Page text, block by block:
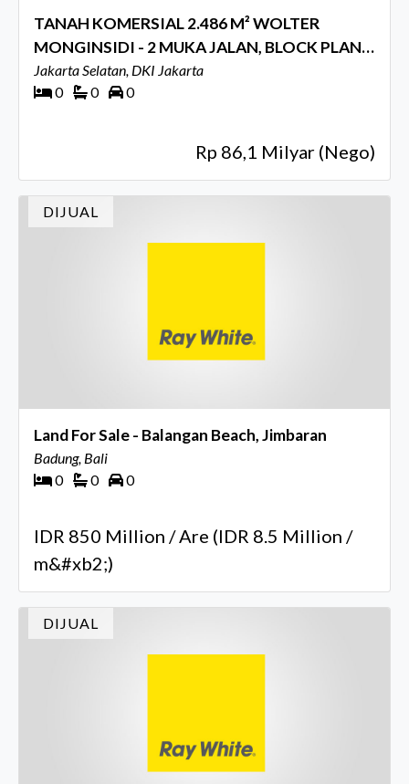
TANAH KOMERSIAL 2.486 M² WOLTER
MONGINSIDI - 2 MUKA JALAN, BLOCK PLAN
& IMB 5 LANTAI
Jakarta Selatan, DKI Jakarta
0
0 0
Rp 86,1 Milyar (Nego)
DIJUAL
Land For Sale - Balangan Beach, Jimbaran
Badung, Bali
0
0 0
IDR 850 Million / Are (IDR 8.5 Million /
m&#xb2;)
DIJUAL